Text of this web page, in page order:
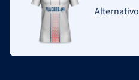
Alternativo